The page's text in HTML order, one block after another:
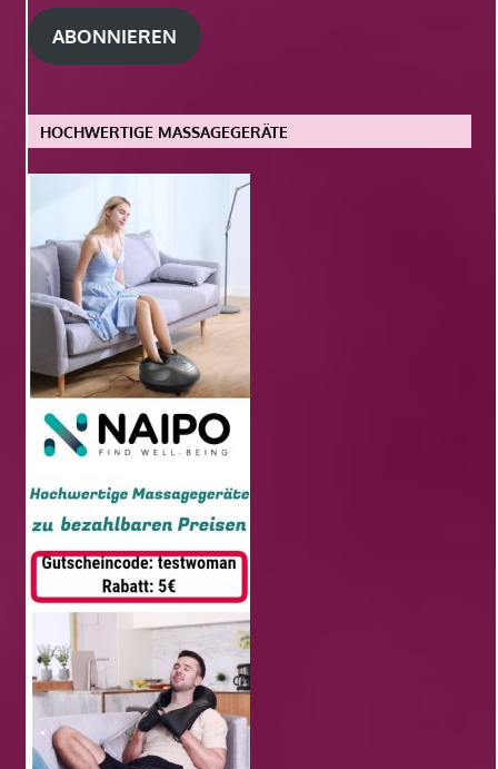
Adresse
ABONNIEREN
HOCHWERTIGE MASSAGEGERÄTE